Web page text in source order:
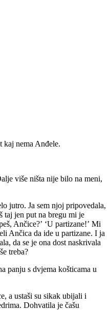
kaj nema Anđele.
više ništa nije bilo na meni,
jutro. Ja sem njoj pripovedala,
taj jen put na bregu mi je
Ančice?ʼ ʻU partizane!ʼ Mi
Ančica da ide u partizane. I ja
da se je ona dost naskrivala
treba?
panju s dvjema košticama u
a ustaši su sikak ubijali i
Dohvatila je čašu